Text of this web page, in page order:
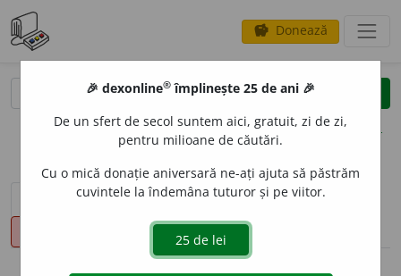
savings Donează
clear
opțiuni
sinteza definițiilor (1) definiții (18)
declinări
🎉 dexonline® împlinește 25 de ani 🎉
De un sfert de secol suntem aici, gratuit, zi de zi,
pentru milioane de căutări.
Cu o mică donație aniversară ne-ați ajuta să păstrăm
cuvintele la îndemâna tuturor și pe viitor.